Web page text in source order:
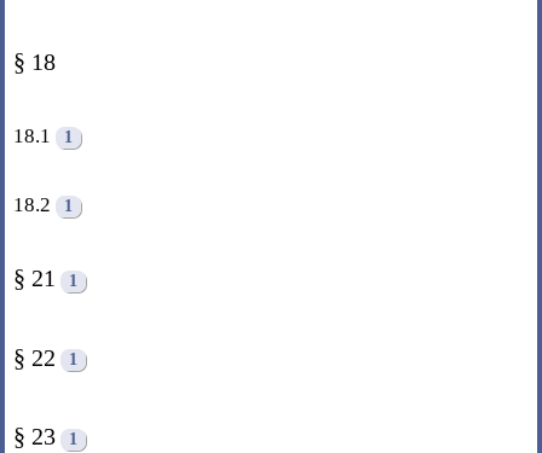
§ 18
18.1 1
18.2 1
§ 21 1
§ 22 1
§ 23 1